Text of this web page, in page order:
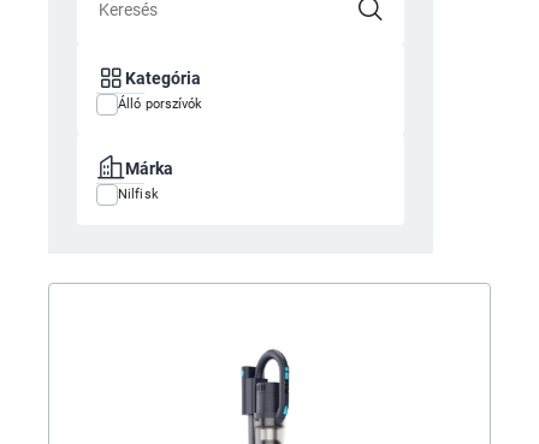
Kategória
Álló porszívók
Márka
Nilfisk